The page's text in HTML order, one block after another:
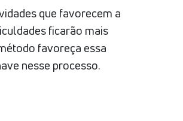
que favorecem a
ficarão mais
favoreça essa
nesse processo.